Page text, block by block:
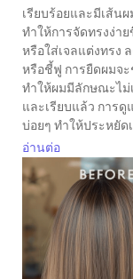
เรียบร้อยและมีเส้น
ทำให้การจัดทรงง่า
หรือใส่เจลแต่งทร
หรือชี้ฟู การยืดผมจ
ทำให้ผมมีลักษณะไม่
และเรียบแล้ว การ
บ่อยๆ ทำให้ประหยั
อ่านต่อ